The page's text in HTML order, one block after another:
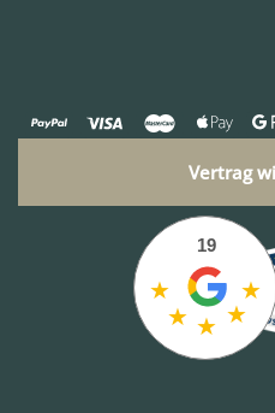
Vertrag
★
★ ★ ★
★
19